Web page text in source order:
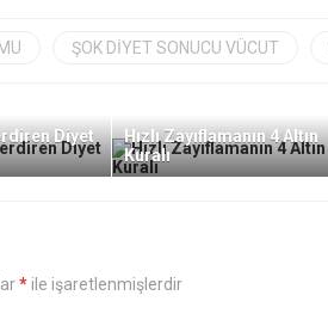
ŞOK DIYET SONUCU VÜCUT
Diyet
Hızlı Zayıflamanın 4 Altın
Kuralı
* ile işaretlenmişlerdir